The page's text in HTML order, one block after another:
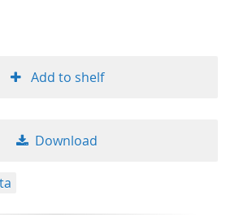
Add to shelf
Download